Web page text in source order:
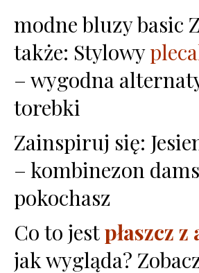
modne bluzy basic
także: Stylowy
– wygodna
torebki
Zainspiruj się:
– kombinezon
pokochasz
Co to jestpłaszcz
jak wygląda?